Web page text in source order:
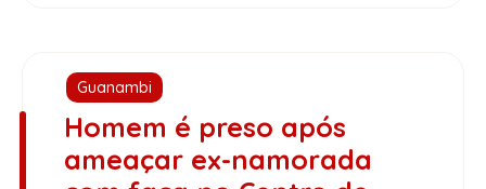
Guanambi
Homem é preso após
ameaçar ex-namorada